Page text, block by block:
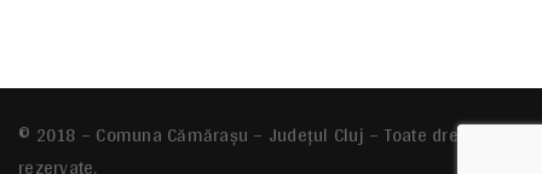
© 2018 – Comuna Cămărașu – Județul Cluj – Toate drepturile
rezervate.